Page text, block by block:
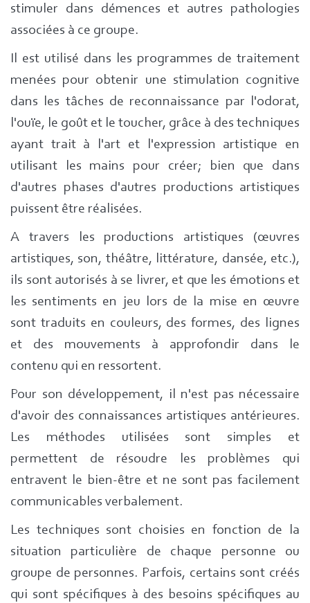
stimuler dans démences et autres pathologies
associées à ce groupe.
Il est utilisé dans les programmes de traitement
menées pour obtenir une stimulation cognitive
dans les tâches de reconnaissance par l'odorat,
l'ouïe, le goût et le toucher, grâce à des techniques
ayant trait à l'art et l'expression artistique en
utilisant les mains pour créer; bien que dans
d'autres phases d'autres productions artistiques
puissent être réalisées.
A travers les productions artistiques (œuvres
artistiques, son, théâtre, littérature, dansée, etc.),
ils sont autorisés à se livrer, et que les émotions et
les sentiments en jeu lors de la mise en œuvre
sont traduits en couleurs, des formes, des lignes
et des mouvements à approfondir dans le
contenu qui en ressortent.
Pour son développement, il n'est pas nécessaire
d'avoir des connaissances artistiques antérieures.
Les méthodes utilisées sont simples et
permettent de résoudre les problèmes qui
entravent le bien-être et ne sont pas facilement
communicables verbalement.
Les techniques sont choisies en fonction de la
situation particulière de chaque personne ou
groupe de personnes. Parfois, certains sont créés
qui sont spécifiques à des besoins spécifiques au